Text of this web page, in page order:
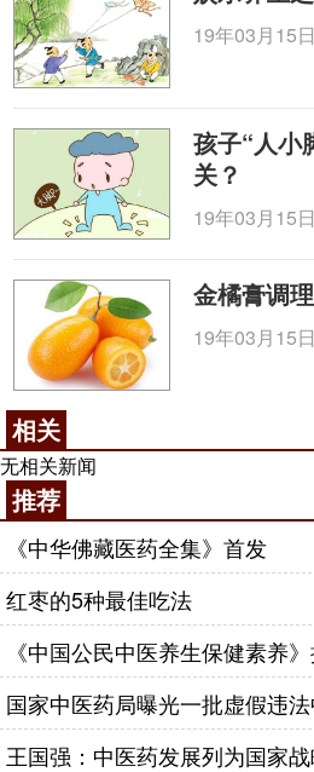
19年03月15日
孩子“人小
关？
19年03月15日
金橘膏调
19年03月15日
相关
无相关新闻
推荐
《中华佛藏医药全集》首发
红枣的5种最佳吃法
《中国公民中医养生保健素养
国家中医药局曝光一批虚假违
王国强：中医药发展列为国家